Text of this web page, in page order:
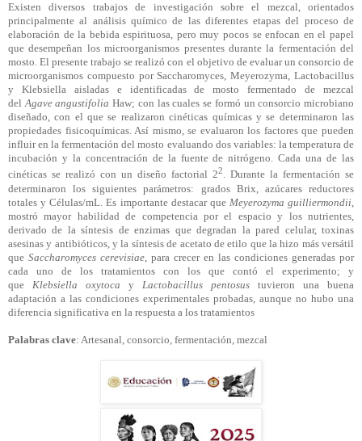
Existen diversos trabajos de investigación sobre el mezcal, orientados
principalmente al análisis químico de las diferentes etapas del proceso de
elaboración de la bebida espirituosa, pero muy pocos se enfocan en el papel
que desempeñan los microorganismos presentes durante la fermentación del
mosto. El presente trabajo se realizó con el objetivo de evaluar un consorcio de
microorganismos compuesto por Saccharomyces, Meyerozyma, Lactobacillus
y Klebsiella aisladas e identificadas de mosto fermentado de mezcal
delAgave angustifoliaHaw; con las cuales se formó un consorcio microbiano
diseñado, con el que se realizaron cinéticas químicas y se determinaron las
propiedades fisicoquímicas. Así mismo, se evaluaron los factores que pueden
influir en la fermentación del mosto evaluando dos variables: la temperatura de
incubación y la concentración de la fuente de nitrógeno. Cada una de las
cinéticas se realizó con un diseño factorial 22. Durante la fermentación se
determinaron los siguientes parámetros: grados Brix, azúcares reductores
totales y Células/mL. Es importante destacar que Meyerozyma guilliermondii
mostró mayor habilidad de competencia por el espacio y los nutrientes,
derivado de la síntesis de enzimas que degradan la pared celular, toxinas
asesinas y antibióticos, y la síntesis de acetato de etilo que la hizo más versátil
que Saccharomyces cerevisiae , para crecer en las condiciones generadas por
cada uno de los tratamientos con los que contó el experimento; y
que Klebsiella oxytoca y Lactobacillus pentosus tuvieron una buena
adaptación a las condiciones experimentales probadas, aunque no hubo una
diferencia significativa en la respuesta a los tratamientos
Palabras clave: Artesanal, consorcio, fermentación, mezcal